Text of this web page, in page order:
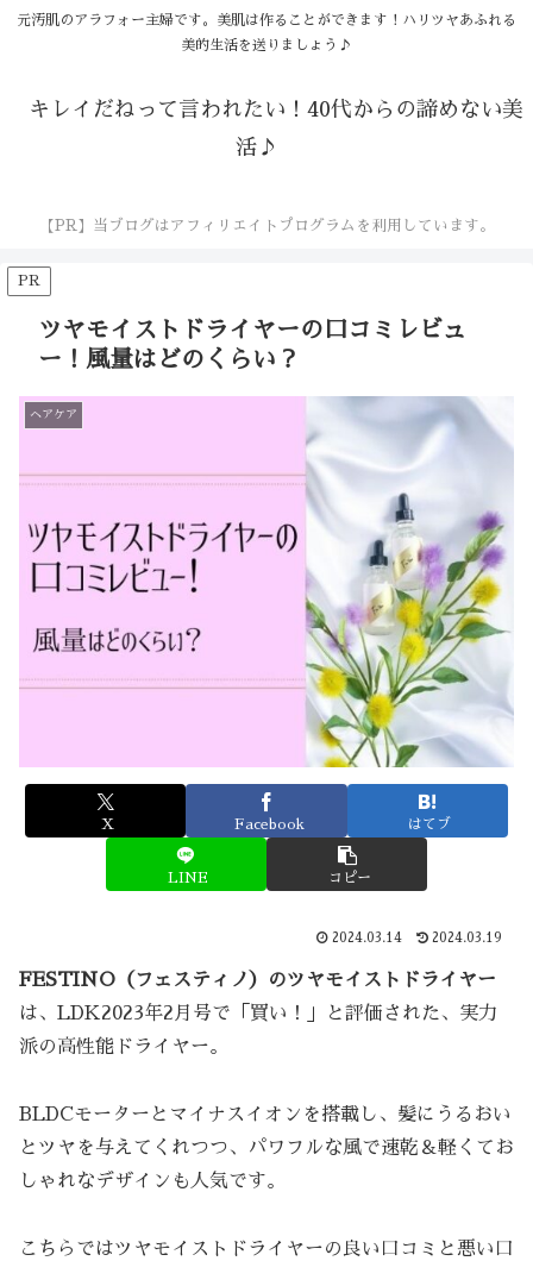
元汚肌のアラフォー主婦です。美肌は作ることができます！ハリツヤあふれる
美的生活を送りましょう♪
キレイだねって言われたい！40代からの諦めない美
活♪
【PR】当ブログはアフィリエイトプログラムを利用しています。
PR
ツヤモイストドライヤーの口コミレビュ
ー！風量はどのくらい？
ヘアケア
X Facebook はてブ
LINE コピー
2024.03.14 2024.03.19
FESTINO（フェスティノ）のツヤモイストドライヤー
は、LDK2023年2月号で「買い！」と評価された、実力
派の高性能ドライヤー。
BLDCモーターとマイナスイオンを搭載し、髪にうるおい
とツヤを与えてくれつつ、パワフルな風で速乾＆軽くてお
しゃれなデザインも人気です。
こちらではツヤモイストドライヤーの良い口コミと悪い口